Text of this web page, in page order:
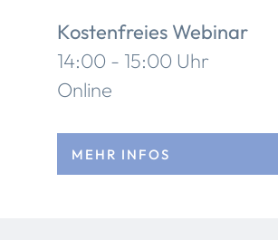
Kostenfreies Webinar
14:00 - 15:00 Uhr
Online
MEHR INFOS